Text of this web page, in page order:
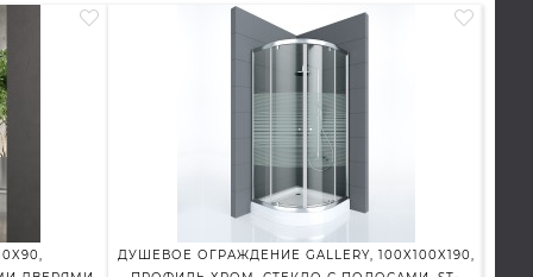
ДУШЕВОЕ ОГРАЖДЕНИЕ GALLERY, 100X100X190,